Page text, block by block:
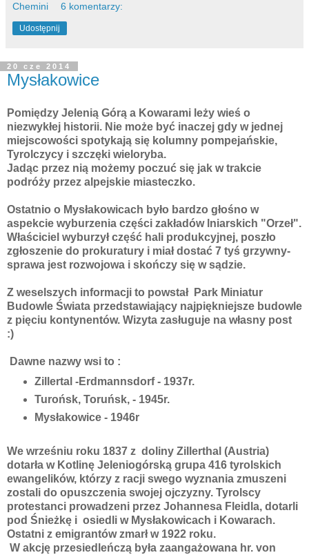
Chemini 6 komentarzy:
Udostępnij
20 cze 2014
Mysłakowice
Pomiędzy Jelenią Górą a Kowarami leży wieś o
niezwykłej historii. Nie może być inaczej gdy w jednej
miejscowości spotykają się kolumny pompejańskie,
Tyrolczycy i szczęki wieloryba.
Jadąc przez nią możemy poczuć się jak w trakcie
podróży przez alpejskie miasteczko.
Ostatnio o Mysłakowicach było bardzo głośno w
aspekcie wyburzenia części zakładów lniarskich "Orzeł".
Właściciel wyburzył część hali produkcyjnej, poszło
zgłoszenie do prokuratury i miał dostać 7 tyś grzywny-
sprawa jest rozwojowa i skończy się w sądzie.
Z weselszych informacji to powstał Park Miniatur
Budowle Świata przedstawiający najpiękniejsze budowle
z pięciu kontynentów. Wizyta zasługuje na własny post
:)
Dawne nazwy wsi to :
Zillertal -Erdmannsdorf - 1937r.
Turońsk, Toruńsk, - 1945r.
Mysłakowice - 1946r
We wrześniu roku 1837 z doliny Zillerthal (Austria)
dotarła w Kotlinę Jeleniogórską grupa 416 tyrolskich
ewangelików, którzy z racji swego wyznania zmuszeni
zostali do opuszczenia swojej ojczyzny. Tyrolscy
protestanci prowadzeni przez Johannesa Fleidla, dotarli
pod Śnieżkę i osiedli w Mysłakowicach i Kowarach.
Ostatni z emigrantów zmarł w 1922 roku.
W akcję przesiedleńczą była zaangażowana hr. von